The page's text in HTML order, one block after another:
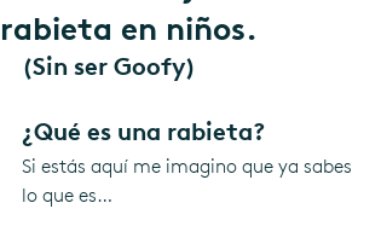
rabieta en niños.
(Sin ser Goofy)
¿Qué es una rabieta?
Si estás aquí me imagino que ya sabes
lo que es…